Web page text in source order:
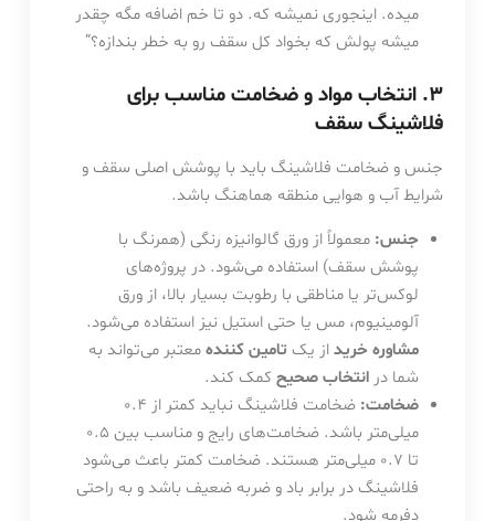
میده. اینجوری نمیشه که. دو تا خم اضافه مگه چقدر
میشه پولش که بخواد کل سقف رو به خطر بندازه؟”
۳. انتخاب مواد و ضخامت مناسب برای
فلاشینگ سقف
جنس و ضخامت فلاشینگ باید با پوشش اصلی سقف و
شرایط آب و هوایی منطقه هماهنگ باشد.
جنس: معمولاً از ورق گالوانیزه رنگی (همرنگ با
پوشش سقف) استفاده می‌شود. در پروژه‌های
لوکس‌تر یا مناطقی با رطوبت بسیار بالا، از ورق
آلومینیوم، مس یا حتی استیل نیز استفاده می‌شود.
مشاوره خریداز یک تامین کنندهمعتبر می‌تواند به
شما درانتخاب صحیح کمک کند.
ضخامت:
ضخامت فلاشینگ نباید کمتر از ۰.۴
میلی‌متر باشد. ضخامت‌های رایج و مناسب بین ۰.۵
تا ۰.۷ میلی‌متر هستند. ضخامت کمتر باعث می‌شود
فلاشینگ در برابر باد و ضربه ضعیف باشد و به راحتی
دفرمه شود.